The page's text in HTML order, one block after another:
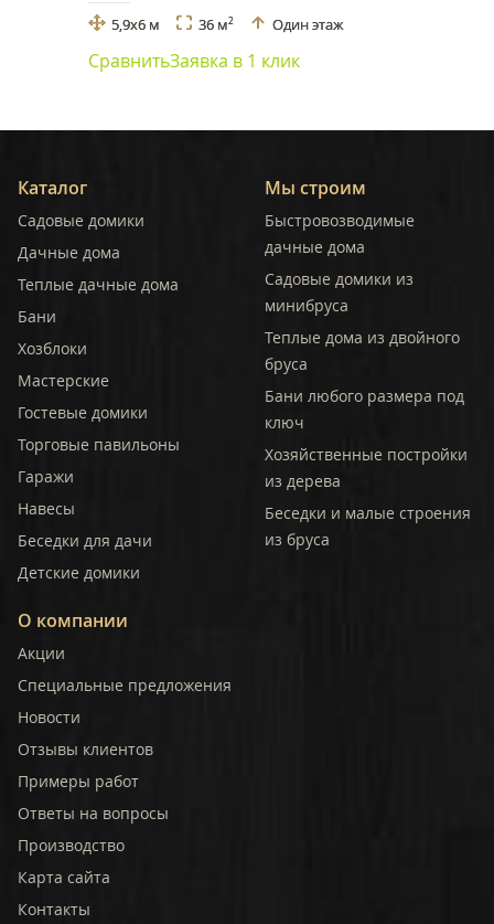
5,9x6 м 36 м2 Один этаж
СравнитьЗаявка в 1 клик
Каталог
Садовые домики
Дачные дома
Теплые дачные дома
Бани
Хозблоки
Мастерские
Гостевые домики
Торговые павильоны
Гаражи
Навесы
Беседки для дачи
Детские домики
Мы строим
Быстровозводимые
дачные дома
Садовые домики из
минибруса
Теплые дома из двойного
бруса
Бани любого размера под
ключ
Хозяйственные постройки
из дерева
Беседки и малые строения
из бруса
О компании
Акции
Специальные предложения
Новости
Отзывы клиентов
Примеры работ
Ответы на вопросы
Производство
Карта сайта
Контакты